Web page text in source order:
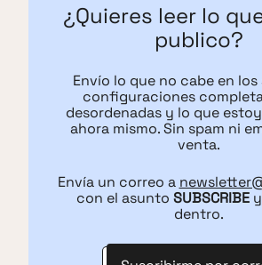
¿Quieres leer lo
publico?
Envío lo que no cabe en
configuraciones
desordenadas y lo que
ahora mismo. Sin spam ni
venta.
Envía un correo a
con el asunto SUBSCRIBEy
dentro.